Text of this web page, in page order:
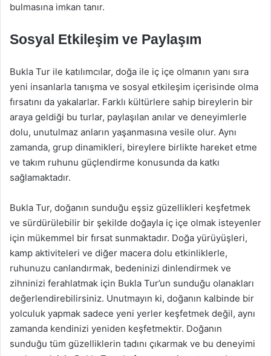
bulmasına imkan tanır.
Sosyal Etkileşim ve Paylaşım
Bukla Tur ile katılımcılar, doğa ile iç içe olmanın yanı sıra
yeni insanlarla tanışma ve sosyal etkileşim içerisinde olma
fırsatını da yakalarlar. Farklı kültürlere sahip bireylerin bir
araya geldiği bu turlar, paylaşılan anılar ve deneyimlerle
dolu, unutulmaz anların yaşanmasına vesile olur. Aynı
zamanda, grup dinamikleri, bireylere birlikte hareket etme
ve takım ruhunu güçlendirme konusunda da katkı
sağlamaktadır.
Bukla Tur, doğanın sunduğu eşsiz güzellikleri keşfetmek
ve sürdürülebilir bir şekilde doğayla iç içe olmak isteyenler
için mükemmel bir fırsat sunmaktadır. Doğa yürüyüşleri,
kamp aktiviteleri ve diğer macera dolu etkinliklerle,
ruhunuzu canlandırmak, bedeninizi dinlendirmek ve
zihninizi ferahlatmak için Bukla Tur’un sunduğu olanakları
değerlendirebilirsiniz. Unutmayın ki, doğanın kalbinde bir
yolculuk yapmak sadece yeni yerler keşfetmek değil, aynı
zamanda kendinizi yeniden keşfetmektir. Doğanın
sunduğu tüm güzelliklerin tadını çıkarmak ve bu deneyimi